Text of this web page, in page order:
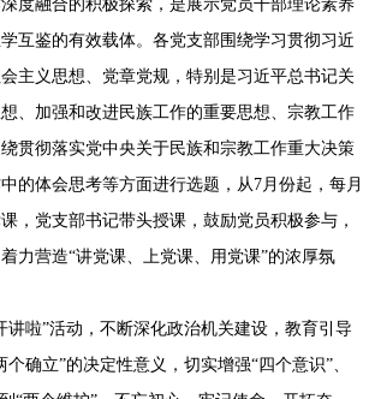
度融合的积极探索，是展示党员干部理论素养
互鉴的有效载体。 各党支部围绕学习贯彻习近
主义思想、党章党规，特别是习近平总书记关
、加强和改进民族工作的重要思想、宗教工作
贯彻落实党中央关于民族和宗教工作重大决策
的体会思考等方面进行选题， 从7月份起，每月
， 党支部书记带头授课 ，鼓励党员积极参与，
力营造“讲党课、上党课、用党课”的浓厚氛
啦”活动，不断深化政治机关建设，教育引导
确立”的决定性意义，切实增强“四个意识”、